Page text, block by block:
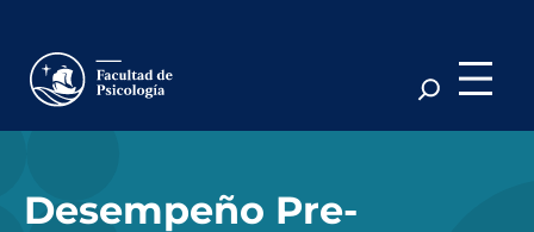
contenido
Desempeño Pre-